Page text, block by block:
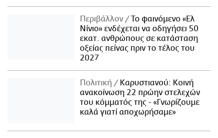
Περιβάλλον
Το φαινόμενο «Ελ
Νίνιο» ενδέχεται να οδηγήσει 50
εκατ. ανθρώπους σε κατάσταση
οξείας πείνας πριν το τέλος του
2027
Πολιτική
Καρυστιανού: Κοινή
ανακοίνωση 22 πρώην στελεχών
του κόμματός της - «Γνωρίζουμε
καλά γιατί αποχωρήσαμε»